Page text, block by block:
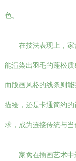
色。
在技法表现上，
能渲染出羽毛的蓬松质
而版画风格的线条则
描绘，还是卡通简约
求，成为连接传统与当
家禽在插画艺术